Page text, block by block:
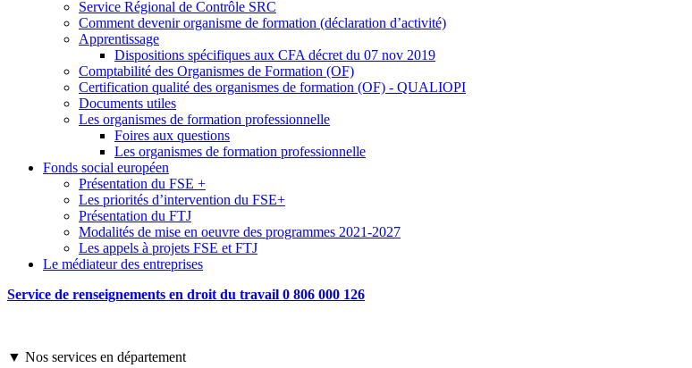
Service Régional de Contrôle SRC
Comment devenir organisme de formation (déclaration d’activité)
Apprentissage
Dispositions spécifiques aux CFA décret du 07 nov 2019
Comptabilité des Organismes de Formation (OF)
Certification qualité des organismes de formation (OF) - QUALIOPI
Documents utiles
Les organismes de formation professionnelle
Foires aux questions
Les organismes de formation professionnelle
Fonds social européen
Présentation du FSE +
Les priorités d’intervention du FSE+
Présentation du FTJ
Modalités de mise en oeuvre des programmes 2021-2027
Les appels à projets FSE et FTJ
Le médiateur des entreprises
Service de renseignements en droit du travail 0 806 000 126
▼ Nos services en département